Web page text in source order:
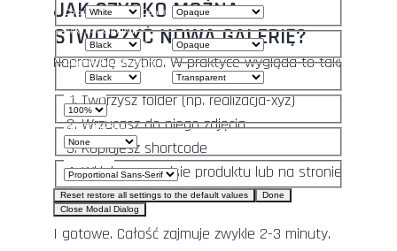
Color
Opacity
Text Background
Color
Opacity
Caption Area Background
Font Size
Text Edge Style
Reset restore all settings to the default values
Done
Close Modal Dialog
JAK SZYBKO MOŻNA
STWORZYĆ NOWĄ GALERIĘ?
Naprawdę szybko. W praktyce wygląda to tak:
Tworzysz folder (np. realizacja-xyz)
Wrzucasz do niego zdjęcia
Kopiujesz shortcode
Wklejasz w opisie produktu lub na stronie
CMS
I gotowe. Całość zajmuje zwykle 2-3 minuty.